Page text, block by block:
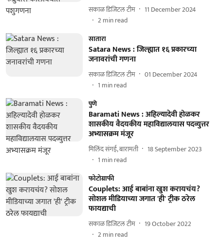
सकाळ डिजिटल टीम
11 December 2024
2min read
सातारा
Satara News : जिल्ह्यात १६ प्रकारच्‍या
जनावरांची गणना
सकाळ डिजिटल टीम
01 December 2024
1 min read
पुणे
Baramati News : अहिल्यादेवी होळकर
शासकीय वैदयकीय महाविद्यालयास पदव्युत्तर
अभ्यासक्रम मंजूर
मिलिंद संगई, बारामती
18 September 2023
1 min read
फोटोग्राफी
Couplets: आई बाबांना खुश करायचंय?
सोशल मीडियाच्या जगात 'ही' ट्रीक ठरेल
फायद्याची
सकाळ डिजिटल टीम
19 October 2022
2min read